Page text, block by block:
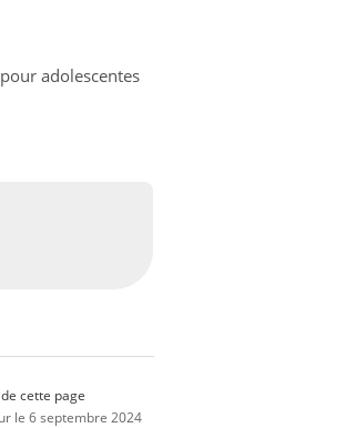
adolescentes
cette page
le 6 septembre 2024